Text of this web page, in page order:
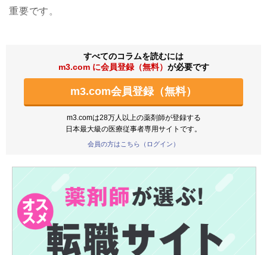
重要です。
すべてのコラムを読むには
m3.com に会員登録（無料） が必要です
m3.com会員登録（無料）
m3.comは28万人以上の薬剤師が登録する
日本最大級の医療従事者専用サイトです。
会員の方はこちら（ログイン）